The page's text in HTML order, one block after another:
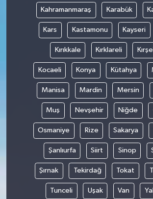
Kahramanmaraş Karabük
Kars Kastamonu Kayseri
Kırıkkale Kırklareli
Kocaeli Konya Kütahya
Manisa Mardin Mersin
Muş Nevşehir Niğde
Osmaniye Rize Sakarya
Şanlıurfa Siirt Sinop
Şırnak Tekirdağ Tokat
Tunceli Uşak Van